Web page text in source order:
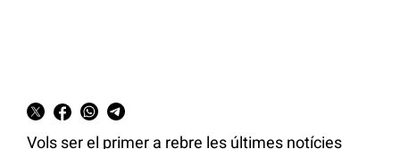
Vols ser el primer a rebre les últimes notícies